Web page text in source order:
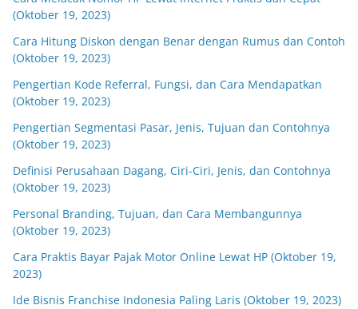
(Oktober 19, 2023)
Cara Hitung Diskon dengan Benar dengan Rumus dan Contoh
(Oktober 19, 2023)
Pengertian Kode Referral, Fungsi, dan Cara Mendapatkan
(Oktober 19, 2023)
Pengertian Segmentasi Pasar, Jenis, Tujuan dan Contohnya
(Oktober 19, 2023)
Definisi Perusahaan Dagang, Ciri-Ciri, Jenis, dan Contohnya
(Oktober 19, 2023)
Personal Branding, Tujuan, dan Cara Membangunnya
(Oktober 19, 2023)
Cara Praktis Bayar Pajak Motor Online Lewat HP (Oktober 19,
2023)
Ide Bisnis Franchise Indonesia Paling Laris (Oktober 19, 2023)